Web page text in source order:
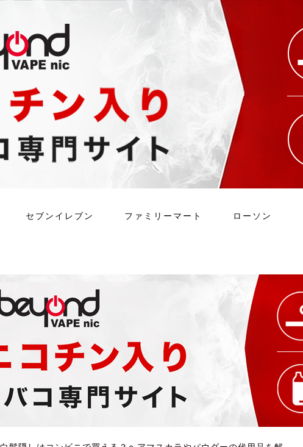
セブンイレブン ファミリーマート ローソン